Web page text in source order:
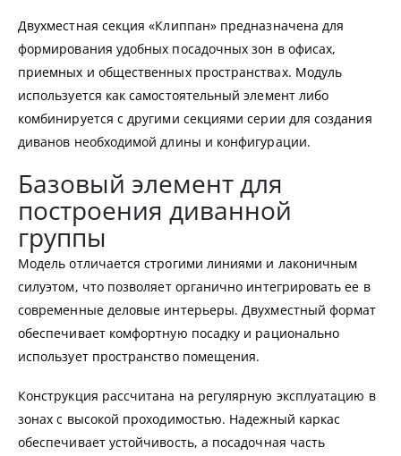
Двухместная секция «Клиппан» предназначена для
формирования удобных посадочных зон в офисах,
приемных и общественных пространствах. Модуль
используется как самостоятельный элемент либо
комбинируется с другими секциями серии для создания
диванов необходимой длины и конфигурации.
Базовый элемент для
построения диванной
группы
Модель отличается строгими линиями и лаконичным
силуэтом, что позволяет органично интегрировать ее в
современные деловые интерьеры. Двухместный формат
обеспечивает комфортную посадку и рационально
использует пространство помещения.
Конструкция рассчитана на регулярную эксплуатацию в
зонах с высокой проходимостью. Надежный каркас
обеспечивает устойчивость, а посадочная часть